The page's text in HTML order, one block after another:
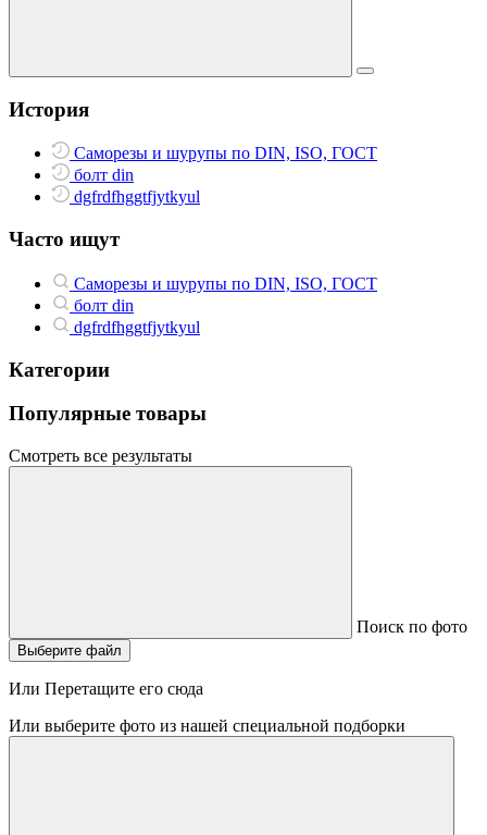
История
Саморезы и шурупы по DIN, ISO, ГОСТ
болт din
dgfrdfhggtfjytkyul
Часто ищут
Саморезы и шурупы по DIN, ISO, ГОСТ
болт din
dgfrdfhggtfjytkyul
Категории
Популярные товары
Смотреть все результаты
Поиск по фото
Выберите файл
Или Перетащите его сюда
Или выберите фото из нашей специальной подборки